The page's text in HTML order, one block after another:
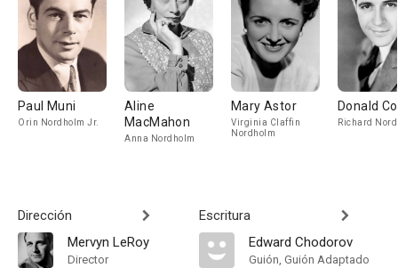
Paul Muni
Orin Nordholm Jr.
Aline
MacMahon
Anna Nordholm
Mary Astor
Virginia Claffin
Nordholm
Donald
Richard
Dirección
Mervyn LeRoy
Director
Escritura
Edward Chodorov
Guión, Guión Adaptado